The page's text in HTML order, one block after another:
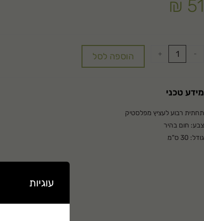
₪ 51
-
+ הוספה לסל
מידע טכני
תחתית רבוע לעציץ מפלסטיק
צבע: חום בהיר
גודל: 30 ס"מ
עוגיות